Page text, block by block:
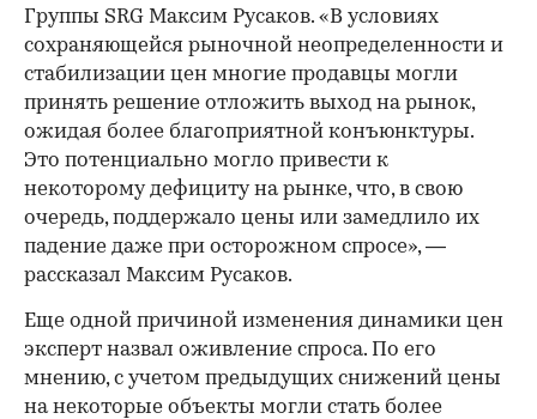
Группы SRG Максим Русаков. «В условиях
сохраняющейся рыночной неопределенности и
стабилизации цен многие продавцы могли
принять решение отложить выход на рынок,
ожидая более благоприятной конъюнктуры.
Это потенциально могло привести к
некоторому дефициту на рынке, что, в свою
очередь, поддержало цены или замедлило их
падение даже при осторожном спросе», —
рассказал Максим Русаков.
Еще одной причиной изменения динамики цен
эксперт назвал оживление спроса. По его
мнению, с учетом предыдущих снижений цены
на некоторые объекты могли стать более